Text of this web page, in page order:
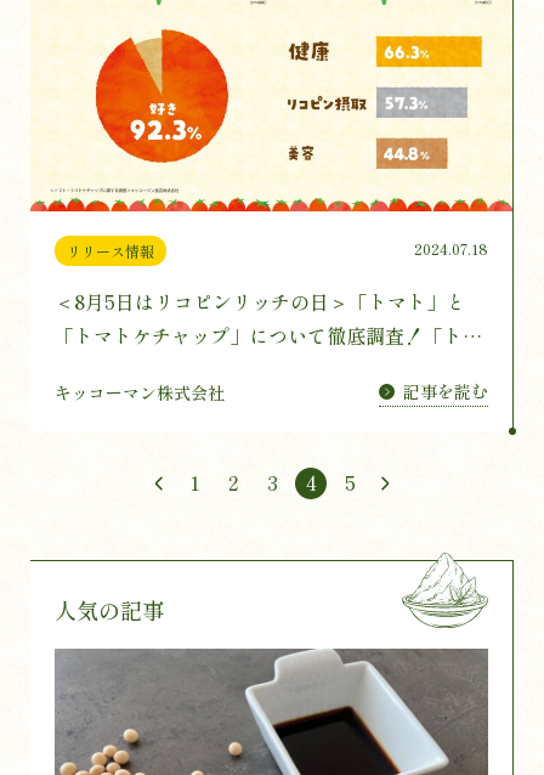
リリース情報 2024.07.18
＜8月5日はリコピンリッチの日＞「トマト」と
「トマトケチャップ」について徹底調査！「トマ
の90％以上⁉
キッコーマン株式会社 記事を読む
1 2 3 4 5
人気の記事